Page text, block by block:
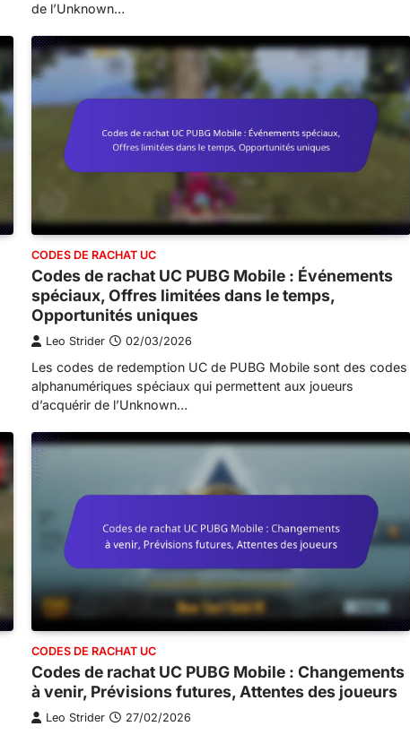
de l’Unknown…
CODES DE RACHAT UC
Codes de rachat UC PUBG Mobile : Événements
spéciaux, Offres limitées dans le temps,
Opportunités uniques
Leo Strider 02/03/2026
Les codes de redemption UC de PUBG Mobile sont des codes
alphanumériques spéciaux qui permettent aux joueurs
d’acquérir de l’Unknown…
CODES DE RACHAT UC
Codes de rachat UC PUBG Mobile : Changements
à venir, Prévisions futures, Attentes des joueurs
Leo Strider 27/02/2026